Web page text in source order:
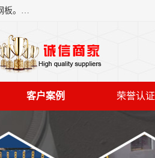
上海轩本实业有限公司主营产品：宝钢彩钢板、宝钢彩钢卷、宝钢彩涂板、宝钢彩涂卷、宝钢高耐候彩钢板，宝钢氟碳彩钢板。是一家集钢铁贸易，物流、加工为一体的产业全配套公司。
客户案例 荣誉认证